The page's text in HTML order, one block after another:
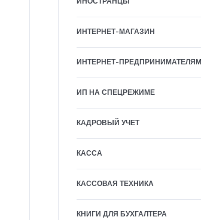
ИНТЕРНЕТ-МАГАЗИН
ИНТЕРНЕТ-ПРЕДПРИНИМАТЕЛЯМ
ИП НА СПЕЦРЕЖИМЕ
КАДРОВЫЙ УЧЕТ
КАССА
КАССОВАЯ ТЕХНИКА
КНИГИ ДЛЯ БУХГАЛТЕРА